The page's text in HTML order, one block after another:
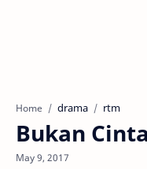
Home drama rtm
Bukan